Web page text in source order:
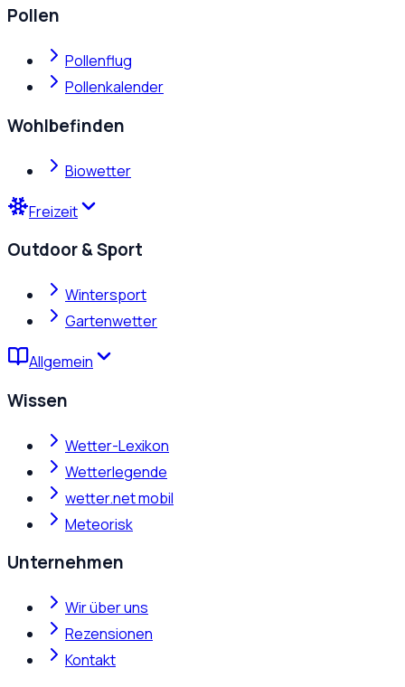
Pollen
Pollenflug
Pollenkalender
Wohlbefinden
Biowetter
Freizeit
Outdoor & Sport
Wintersport
Gartenwetter
Allgemein
Wissen
Wetter-Lexikon
Wetterlegende
wetter.net mobil
Meteorisk
Unternehmen
Wir über uns
Rezensionen
Kontakt